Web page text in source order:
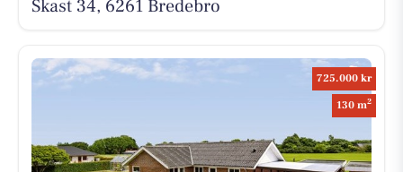
Skast 34, 6261 Bredebro
725.000 kr
130 m2